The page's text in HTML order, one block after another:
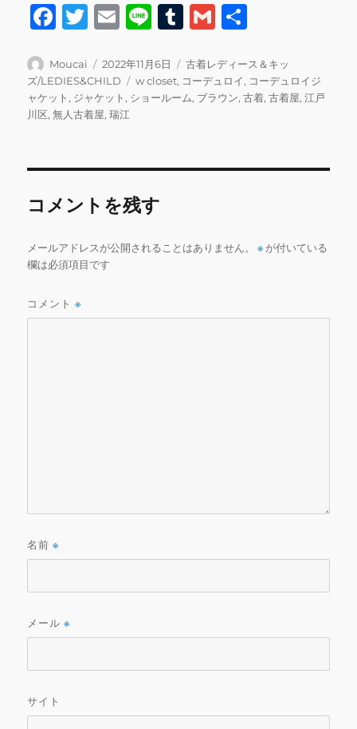
F
c
e
b
o
k
T
it
te
r
E
ai
l
Li
e
T
m
bl
G
ai
l
投
稿
者
Moucai
投
稿
日:
2022年11月6日
カ
テ
ゴ
古着レディース＆キッ
ズ/LEDIES&CHILD
タ
グ
w closet, コーデュロイ, コーデュロイジ
ャケット, ジャケット, ショールーム, ブラウン,古着,古着屋,江戸
川区,無人古着屋,瑞江
コメントを残す
メールアドレスが公開されることはありません。 ※が付いている
欄は必須項目です
コメント※
名前※
メール※
サイト